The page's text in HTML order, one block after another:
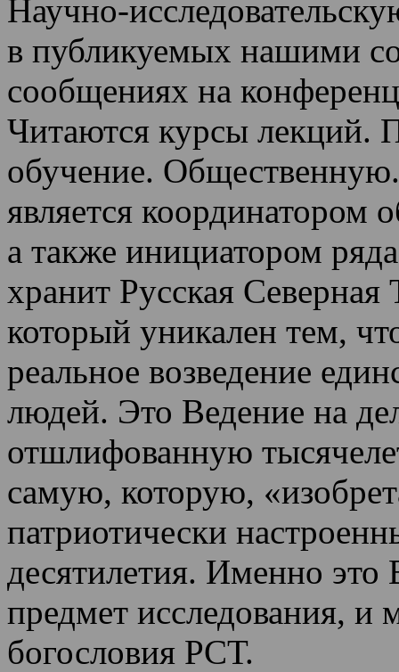
Научно-
в публикуемых нашими
сообщениях на
Читаются курсы лекций.
обучение.
является
а также инициатором
хранит Русская
который уникален тем,
реальное возведение
людей. Это Ведение на
отшлифованную
самую, которую,
патриотически
десятилетия. Именно это
предмет исследования, и
богословия РСТ.